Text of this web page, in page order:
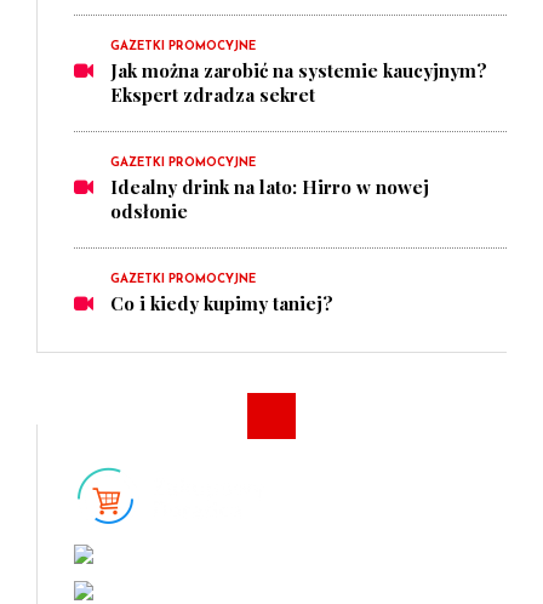
GAZETKI PROMOCYJNE
Jak można zarobić na systemie kaucyjnym?
Ekspert zdradza sekret
GAZETKI PROMOCYJNE
Idealny drink na lato: Hirro w nowej
odsłonie
GAZETKI PROMOCYJNE
Co i kiedy kupimy taniej?